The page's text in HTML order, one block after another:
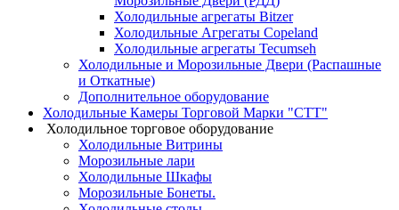
Холодильные агрегаты Bitzer
Холодильные Агрегаты Copeland
Холодильные агрегаты Tecumseh
Холодильные и Морозильные Двери (Распашные
и Откатные)
Дополнительное оборудование
Холодильные Камеры Торговой Марки "СТТ"
Холодильное торговое оборудование
Холодильные Витрины
Морозильные лари
Холодильные Шкафы
Морозильные Бонеты.